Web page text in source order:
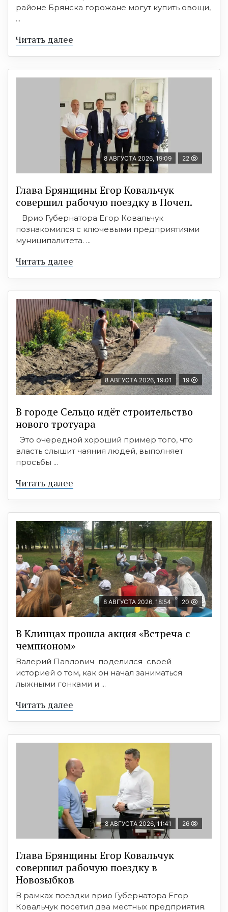
районе Брянска горожане могут купить овощи,
...
Читать далее
8 АВГУСТА 2026, 19:09 22
Глава Брянщины Егор Ковальчук
совершил рабочую поездку в Почеп.
Врио Губернатора Егор Ковальчук
познакомился с ключевыми предприятиями
муниципалитета. ...
Читать далее
8 АВГУСТА 2026, 19:01 19
В городе Сельцо идёт строительство
нового тротуара
Это очередной хороший пример того, что
власть слышит чаяния людей, выполняет
просьбы ...
Читать далее
8 АВГУСТА 2026, 18:54 20
В Клинцах прошла акция «Встреча с
чемпионом»
Валерий Павлович поделился своей
историей о том, как он начал заниматься
лыжными гонками и ...
Читать далее
8 АВГУСТА 2026, 11:41 26
Глава Брянщины Егор Ковальчук
совершил рабочую поездку в
Новозыбков
В рамках поездки врио Губернатора Егор
Ковальчук посетил два местных предприятия.